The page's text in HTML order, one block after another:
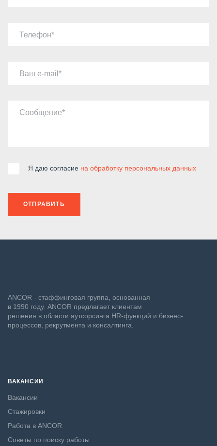
Телефон
Ваш e-mail
Сообщение
Я даю согласие на обработку персональных данных
ОТПРАВИТЬ
ANCOR - стаффинговая группа, основанная
в 1990 году. ANCOR предлагает клиентам
решения в области аутсорсинга HR-функций и бизнес-
процессов, рекрутмента и консалтинга.
ВАКАНСИИ
Вакансии
Стажировки
Работа в ANCOR
Советы по поиску работы